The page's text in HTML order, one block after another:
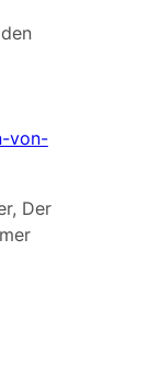
von-
Der